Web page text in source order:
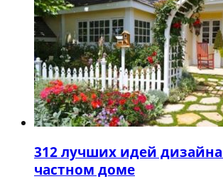
312 лучших идей
частном доме